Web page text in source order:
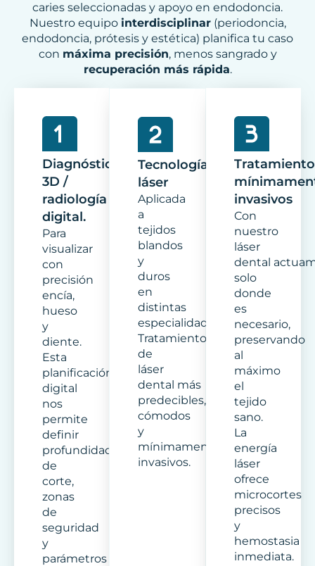
caries seleccionadas y apoyo en endodoncia.
Nuestro equipo interdisciplinar(periodoncia,
endodoncia, prótesis y estética) planifica tu caso
con máxima precisión, menos sangrado y
recuperación más rápida.
Diagnóstico
3D /
radiología
digital.
Para
visualizar
con
precisión
encía,
hueso
y
diente.
Esta
planificación
digital
nos
permite
definir
profundidad
de
corte,
zonas
de
seguridad
y
parámetros
Tecnología
láser
Aplicada
a
tejidos
blandos
y
duros
en
distintas
especialidades.
Tratamientos
de
láser
dental más
predecibles,
cómodos
y
mínimamente
invasivos.
invasivos
Con
nuestro
láser
dental
solo
donde
es
necesario,
preservando
al
máximo
el
tejido
sano.
La
energía
láser
ofrece
microcortes
precisos
y
hemostasia
inmediata.